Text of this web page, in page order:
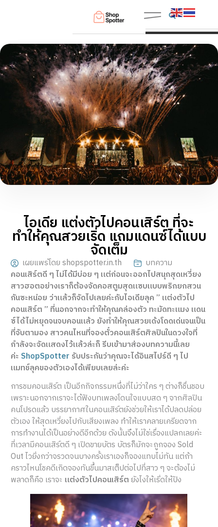
ไอเดีย แต่งตัวไปคอนเสิร์ต ที่จะ
ทำให้คุณสวยเริ่ด แถมแดนซ์ได้แบบ
จัดเต็ม
เผยแพร่โดย shopspotter.in.th
บทความ
คอนเสิร์ตดี ๆ ไม่ได้มีบ่อย ๆ แต่ก่อนจะออกไปสนุกสุดเหวี่ยง
สาวฮอตอย่างเราก็ต้องจัดคอสตูมสุดแซบแบบพริกยกสวน
กันซะหน่อย ว่าแล้วก็จัดไปเลยค่ะกับไอเดียลุค ” แต่งตัวไป
คอนเสิร์ต ” ที่นอกจากจะทำให้คุณคล่องตัว ทะมัดทะแมง แดน
ซ์ได้ไม่หยุดจนจบคอนแล้ว ยังทำให้คุณสวยเด้งโดดเด่นจนเป็น
ที่จับตามอง สาวคนไหนที่จองตั๋วคอนเสิร์ตศิลปินในดวงใจที่
กำลังจะจัดแสดงไว้แล้วล่ะก็ รีบเข้ามาส่องบทความนี้เลย
ค่ะ ShopSpotter รับประกันว่าคุณจะได้อินสไปร์ดี ๆ ไป
แมทช์ลุคของตัวเองได้เพียบเลยล่ะค่ะ
การชมคอนเสิร์ต เป็นอีกกิจกรรมหนึ่งที่ไม่ว่าใคร ๆ ต่างก็ชื่นชอบ
เพราะนอกจากเราจะได้ฟังบทเพลงโดนใจแบบสด ๆ จากศิลปิน
คนโปรดแล้ว บรรยากาศในคอนเสิร์ตยังช่วยให้เราได้ปลดปล่อย
ตัวเอง ให้สุดเหวี่ยงไปกับเสียงเพลง ทำให้เราคลายเครียดจาก
การทำงานได้เป็นอย่างดีอีกด้วย ดังนั้นจึงไม่ใช่เรื่องแปลกเลยค่ะ
ที่เวลามีคอนเสิร์ตดี ๆ เปิดขายบัตร บัตรก็มักจะถูกจอง Sold
Out ไวยิ่งกว่าจรวดจนบางครั้งเราเองก็จองแทบไม่ทัน แต่ถ้า
คราวไหนโชคดีเกิดจองทันขึ้นมาสเต็ปต่อไปที่สาว ๆ จะต้องไม่
พลาดก็คือ เราจะ แต่งตัวไปคอนเสิร์ตยังไงให้เริ่ดให้ปัง